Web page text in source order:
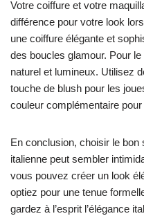
Votre coiffure et votre
différence pour votre look
une coiffure élégante et
des boucles glamour. Pour
naturel et lumineux. Utilisez
touche de blush pour les
couleur complémentaire
En conclusion, choisir le
italienne peut sembler
vous pouvez créer un look
optiez pour une tenue
gardez à l’esprit l’élégance